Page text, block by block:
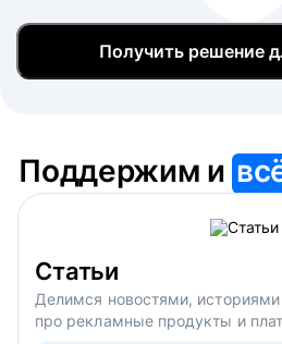
Получить решение
Поддержим и
Статьи
Делимся новостями, историями
про рекламные продукты и